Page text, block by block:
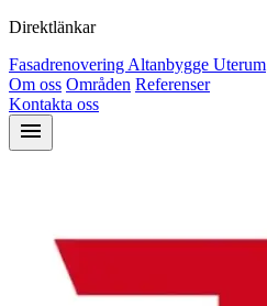
Direktlänkar
Fasadrenovering Altanbygge Uterum
Om oss Områden Referenser
Kontakta oss
menu